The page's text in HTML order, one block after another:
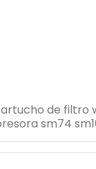
de filtro
sm74